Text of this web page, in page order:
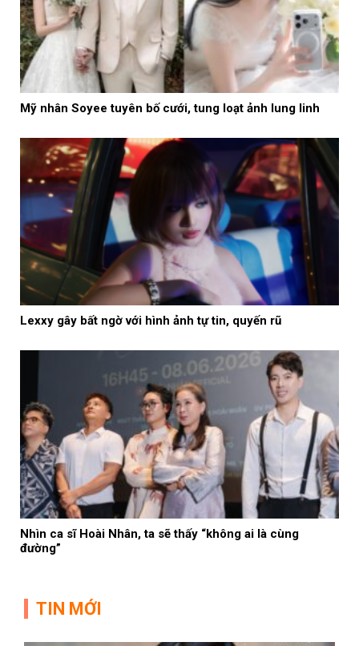
Mỹ nhân Soyee tuyên bố cưới, tung loạt ảnh lung linh
Lexxy gây bất ngờ với hình ảnh tự tin, quyến rũ
Nhìn ca sĩ Hoài Nhân, ta sẽ thấy “không ai là cùng
đường”
TIN MỚI